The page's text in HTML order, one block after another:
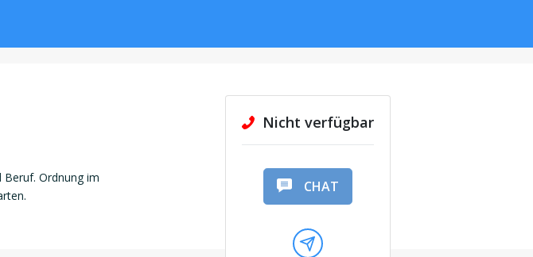
Nicht verfügbar
CHAT
Beruf. Ordnung im